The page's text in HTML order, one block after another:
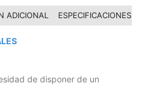
ADICIONAL ESPECIFICACIONES
de disponer de un